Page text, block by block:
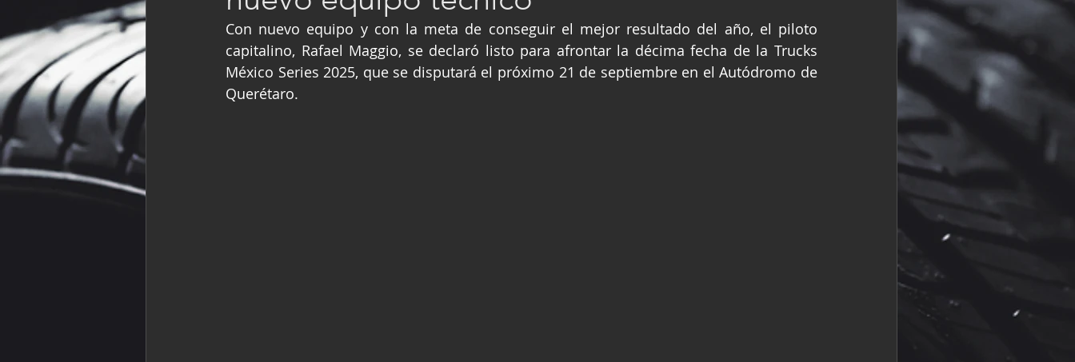
Fórmula Ford Vintage
NASCAR México
Con nuevo equipo y con la meta de conseguir el mejor resultado del año, el piloto
capitalino, Rafael Maggio, se declaró listo para afrontar la décima fecha de la Trucks
México Series 2025, que se disputará el próximo 21 de septiembre en el Autódromo de
Querétaro.